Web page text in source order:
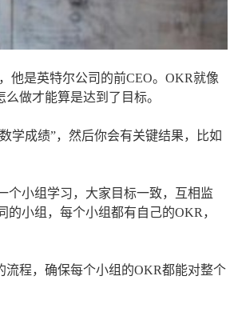
他是英特尔公司的前CEO。OKR就像
做才能算是达到了目标。
学成绩”，然后你会有关键结果，比如
个小组学习，大家目标一致，互相监
小组，每个小组都有自己的OKR，
程，确保每个小组的OKR都能对整个